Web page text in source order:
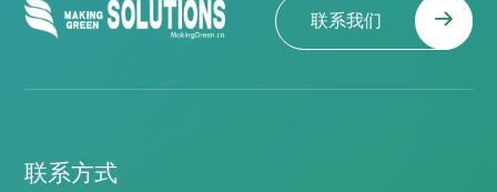
联系我们
联系方式